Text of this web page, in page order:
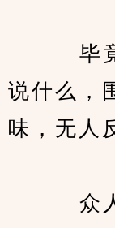
毕竟头
说什么，
味，无人
众人视